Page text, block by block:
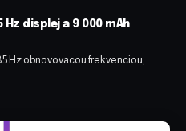
Hz displej a 9 000 mAh
Hz obnovovacou frekvenciou,